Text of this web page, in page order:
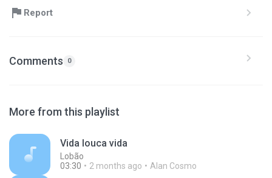
Report
Comments 0
More from this playlist
Vida louca vida
Lobão
03:30
2 months ago Alan Cosmo